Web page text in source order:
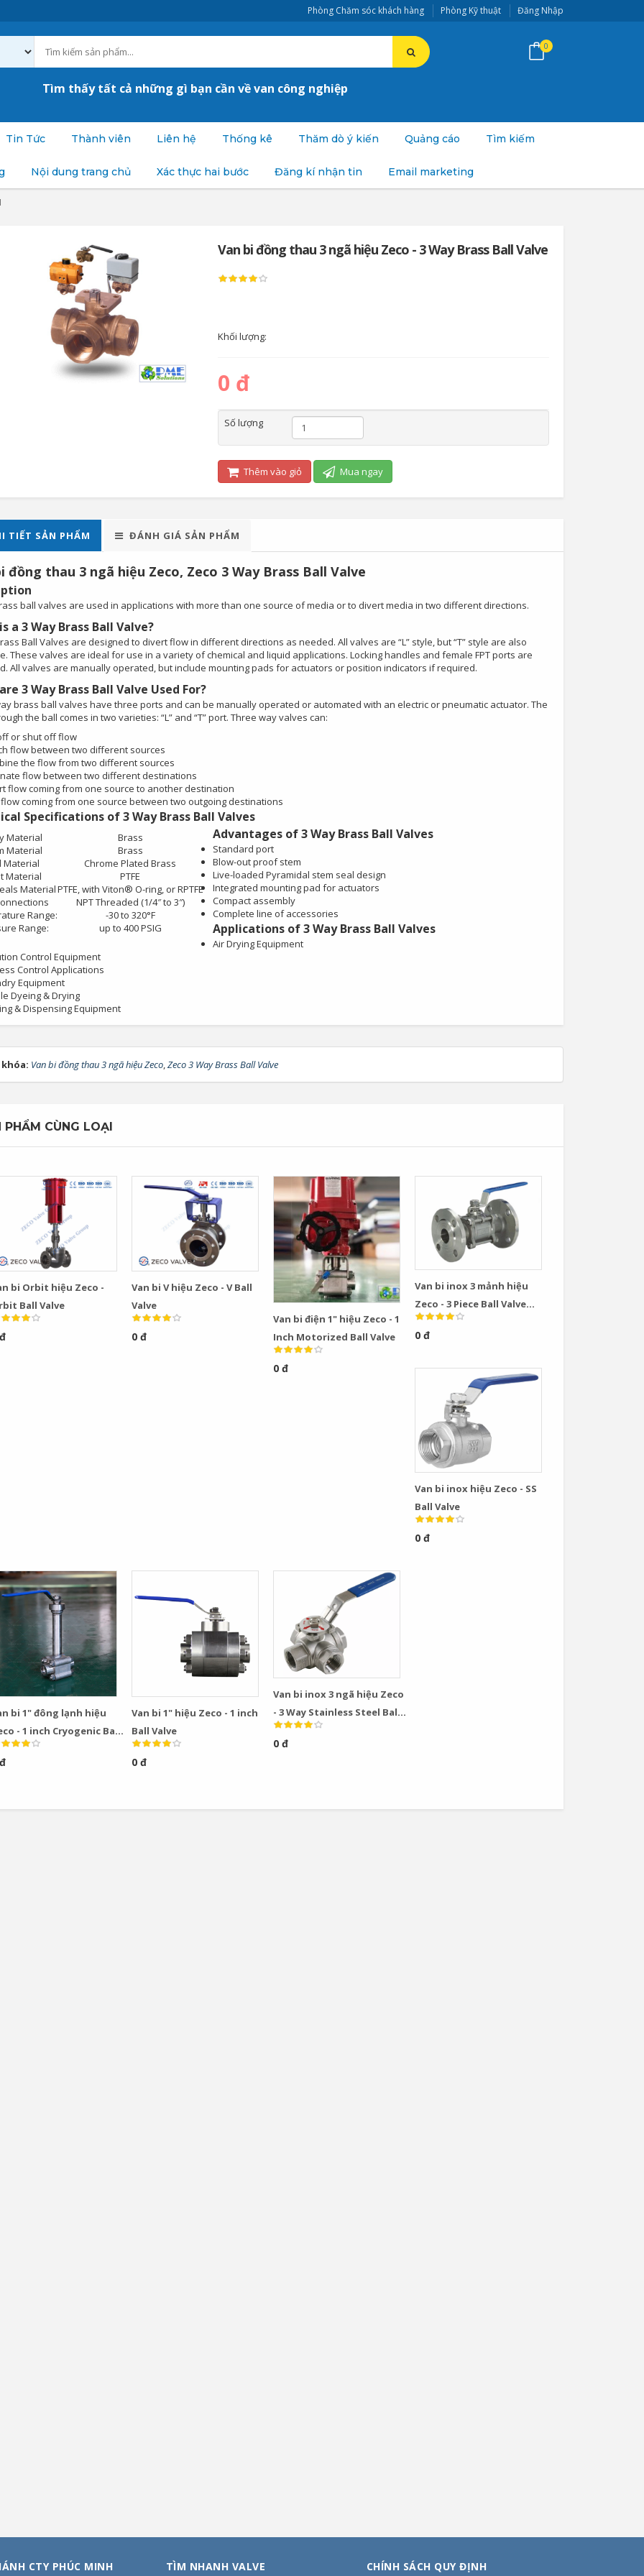
Phòng Chăm sóc khách hàng Phòng Kỹ thuật Đăng Nhập
Tìm thấy tất cả những gì bạn cần về van công nghiệp
0
Tin Tức Thành viên Liên hệ Thống kê Thăm dò ý kiến Quảng cáo Tìm kiếm
Nội dung trang chủ Xác thực hai bước Đăng kí nhận tin Email marketing
Van bi đồng thau 3 ngã hiệu Zeco - 3 Way Brass Ball Valve
Khối lượng:
0 đ
Số lượng
Thêm vào giỏ Mua ngay
TIẾT SẢN PHẨM ĐÁNH GIÁ SẢN PHẨM
đồng thau 3 ngã hiệu Zeco, Zeco 3 Way Brass Ball Valve
ball valves are used in applications with more than one source of media or to divert media in two different directions.
a 3 Way Brass Ball Valve?
Ball Valves are designed to divert flow in different directions as needed. All valves are “L” style, but “T” style are also
These valves are ideal for use in a variety of chemical and liquid applications. Locking handles and female FPT ports are
All valves are manually operated, but include mounting pads for actuators or position indicators if required.
3 Way Brass Ball Valve Used For?
brass ball valves have three ports and can be manually operated or automated with an electric or pneumatic actuator. The
the ball comes in two varieties: “L” and “T” port. Three way valves can:
or shut off flow
flow between two different sources
the flow from two different sources
flow between two different destinations
flow coming from one source to another destination
coming from one source between two outgoing destinations
Specifications of 3 Way Brass Ball Valves
Material
Brass
Material
Brass
Material
Chrome Plated Brass
Material
PTFE
MaterialPTFE, with Viton® O-ring, or RPTFE
NPT Threaded (1/4″ to 3″)
Range:
-30 to 320°F
Range:
up to 400 PSIG
Advantages of 3 Way Brass Ball Valves
Standard port
Blow-out proof stem
Live-loaded Pyramidal stem seal design
Integrated mounting pad for actuators
Compact assembly
Complete line of accessories
Applications of 3 Way Brass Ball Valves
Air Drying Equipment
Control Equipment
Control Applications
Equipment
Dyeing & Drying
& Dispensing Equipment
Van bi đồng thau 3 ngã hiệu Zeco,Zeco 3 Way Brass Ball Valve
PHẨM CÙNG LOẠI
bi Orbit hiệu Zeco -
Ball Valve
Van bi V hiệu Zeco - V Ball
Valve
0 đ
Van bi điện 1" hiệu Zeco - 1
Inch Motorized Ball Valve
0 đ
Van bi inox 3 mảnh hiệu
Zeco - 3 Piece Ball Valve
Stainless Steel
0 đ
Van bi inox hiệu Zeco - SS
Ball Valve
0 đ
bi 1" đông lạnh hiệu
- 1 inch Cryogenic Ball
Van bi 1" hiệu Zeco - 1 inch
Ball Valve
0 đ
Van bi inox 3 ngã hiệu Zeco
- 3 Way Stainless Steel Ball
Valve
0 đ
CTY PHÚC MINH TÌM NHANH VALVE CHÍNH SÁCH QUY ĐỊNH